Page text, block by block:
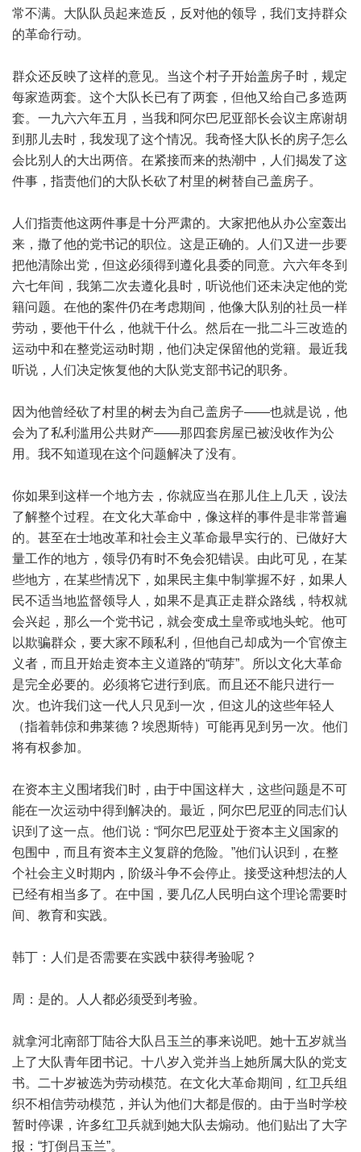
常不满。大队队员起来造反，反对他的领导，我们支持群众
的革命行动。
群众还反映了这样的意见。当这个村子开始盖房子时，规定
每家造两套。这个大队长已有了两套，但他又给自己多造两
套。一九六六年五月，当我和阿尔巴尼亚部长会议主席谢胡
到那儿去时，我发现了这个情况。我奇怪大队长的房子怎么
会比别人的大出两倍。在紧接而来的热潮中，人们揭发了这
件事，指责他们的大队长砍了村里的树替自己盖房子。
人们指责他这两件事是十分严肃的。大家把他从办公室轰出
来，撒了他的党书记的职位。这是正确的。人们又进一步要
把他清除出党，但这必须得到遵化县委的同意。六六年冬到
六七年间，我第二次去遵化县时，听说他们还未决定他的党
籍问题。在他的案件仍在考虑期间，他像大队别的社员一样
劳动，要他干什么，他就干什么。然后在一批二斗三改造的
运动中和在整党运动时期，他们决定保留他的党籍。最近我
听说，人们决定恢复他的大队党支部书记的职务。
因为他曾经砍了村里的树去为自己盖房子——也就是说，他
会为了私利滥用公共财产——那四套房屋已被没收作为公
用。我不知道现在这个问题解决了没有。
你如果到这样一个地方去，你就应当在那儿住上几天，设法
了解整个过程。在文化大革命中，像这样的事件是非常普遍
的。甚至在士地改革和社会主义革命最早实行的、已做好大
量工作的地方，领导仍有时不免会犯错误。由此可见，在某
些地方，在某些情况下，如果民主集中制掌握不好，如果人
民不适当地监督领导人，如果不是真正走群众路线，特权就
会兴起，那么一个党书记，就会变成土皇帝或地头蛇。他可
以欺骗群众，要大家不顾私利，但他自己却成为一个官僚主
义者，而且开始走资本主义道路的“萌芽”。所以文化大革命
是完全必要的。必须将它进行到底。而且还不能只进行一
次。也许我们这一代人只见到一次，但这儿的这些年轻人
（指着韩倞和弗莱德 ? 埃恩斯特）可能再见到另一次。他们
将有权参加。
在资本主义围堵我们时，由于中国这样大，这些问题是不可
能在一次运动中得到解决的。最近，阿尔巴尼亚的同志们认
识到了这一点。他们说：“阿尔巴尼亚处于资本主义国家的
包围中，而且有资本主义复辟的危险。”他们认识到，在整
个社会主义时期内，阶级斗争不会停止。接受这种想法的人
已经有相当多了。在中国，要几亿人民明白这个理论需要时
间、教育和实践。
韩丁：人们是否需要在实践中获得考验呢？
周：是的。人人都必须受到考验。
就拿河北南部丁陆谷大队吕玉兰的事来说吧。她十五岁就当
上了大队青年团书记。十八岁入党并当上她所属大队的党支
书。二十岁被选为劳动模范。在文化大革命期间，红卫兵组
织不相信劳动模范，并认为他们大都是假的。由于当时学校
暂时停课，许多红卫兵就到她大队去煽动。他们贴出了大字
报：“打倒吕玉兰”。